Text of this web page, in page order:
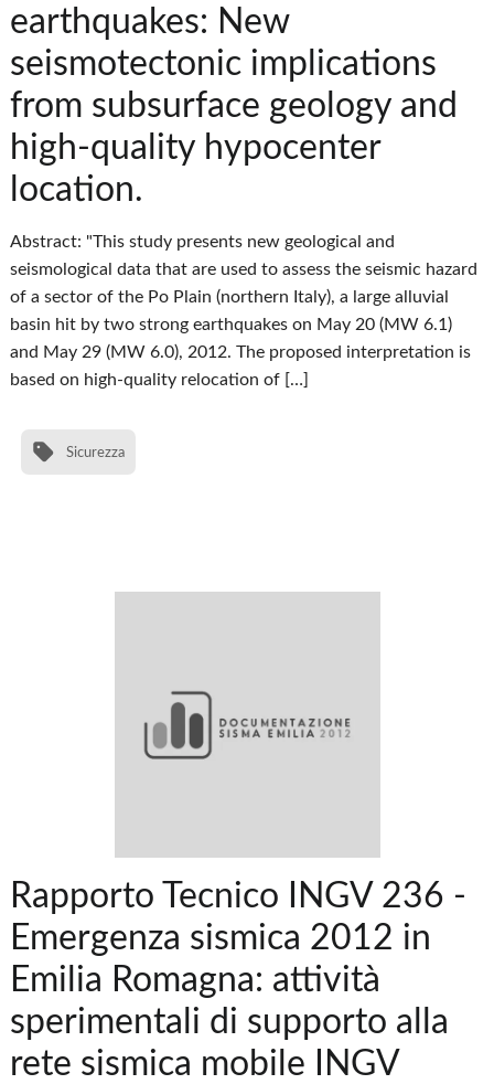
earthquakes: New
seismotectonic implications
from subsurface geology and
high-quality hypocenter
location.
Abstract: "This study presents new geological and
seismological data that are used to assess the seismic hazard
of a sector of the Po Plain (northern Italy), a large alluvial
basin hit by two strong earthquakes on May 20 (MW 6.1)
and May 29 (MW 6.0), 2012. The proposed interpretation is
based on high-quality relocation of […]
Sicurezza
Rapporto Tecnico INGV 236 -
Emergenza sismica 2012 in
Emilia Romagna: attività
sperimentali di supporto alla
rete sismica mobile INGV